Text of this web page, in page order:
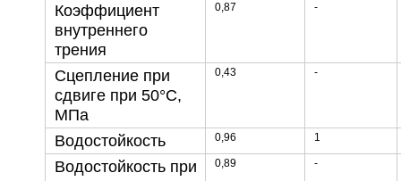
Коэффициент
внутреннего
трения
0,87 -
Сцепление при
сдвиге при 50°С,
МПа
0,43 -
Водостойкость 0,96 1
Водостойкость при
0,89 -